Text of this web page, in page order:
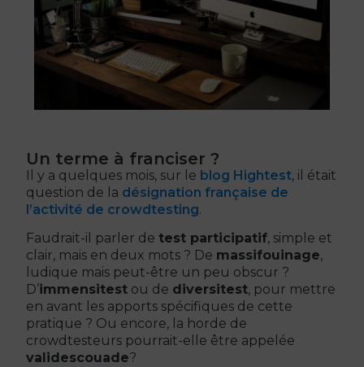
Un terme à franciser ?
Il y a quelques mois, sur le blog Hightest, il était
question de la désignation française de
l’activité de crowdtesting.
Faudrait-il parler detest participatif, simple et
clair, mais en deux mots ? De massifouinage,
ludique mais peut-être un peu obscur ?
D’immensitest ou de diversitest, pour mettre
en avant les apports spécifiques de cette
pratique ? Ou encore, la horde de
crowdtesteurs pourrait-elle être appelée
validescouade?